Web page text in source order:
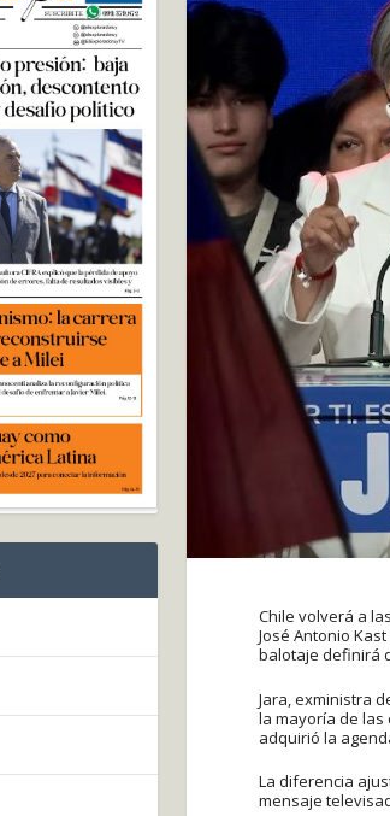
Chile volverá a
José Antonio
balotaje definirá
Jara, exministra
la mayoría de las
adquirió la
La diferencia
mensaje